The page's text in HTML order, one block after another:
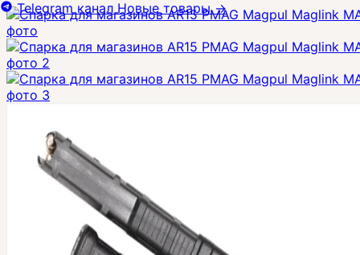
Telegram канал Новые товары→